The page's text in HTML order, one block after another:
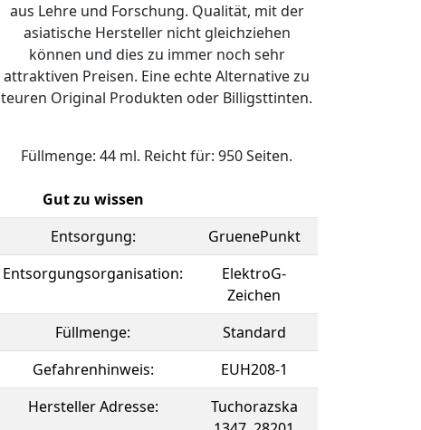
aus Lehre und Forschung. Qualität, mit der
asiatische Hersteller nicht gleichziehen
können und dies zu immer noch sehr
attraktiven Preisen. Eine echte Alternative zu
teuren Original Produkten oder Billigsttinten.
Füllmenge: 44 ml. Reicht für: 950 Seiten.
Gut zu wissen
Entsorgung:
GruenePunkt
Entsorgungsorganisation:
ElektroG-
Zeichen
Füllmenge:
Standard
Gefahrenhinweis:
EUH208-1
Hersteller Adresse:
Tuchorazska